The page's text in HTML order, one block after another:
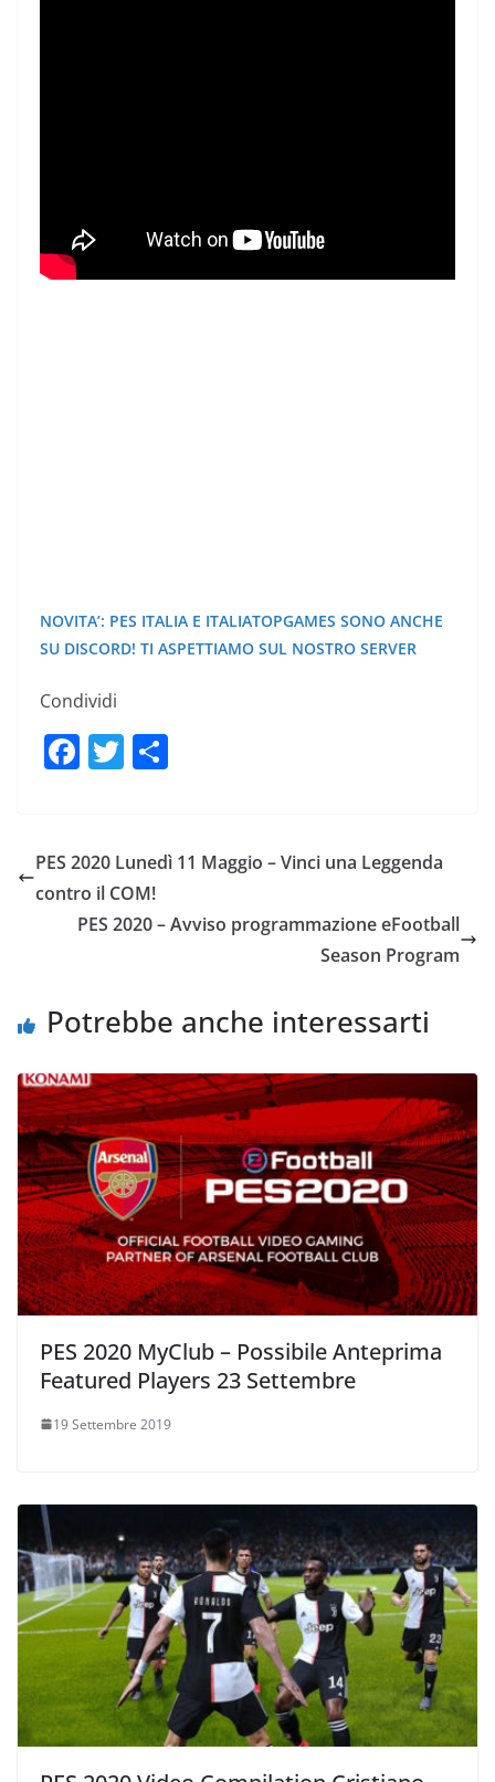
NOVITA’: PES ITALIA E ITALIATOPGAMES SONO ANCHE
SU DISCORD! TI ASPETTIAMO SUL NOSTRO SERVER
Condividi
F
e
b
o
T
er di
di
PES 2020 Lunedì 11 Maggio – Vinci una Leggenda
contro il COM!
PES 2020 – Avviso programmazione eFootball
Season Program
Potrebbe anche interessarti
PES 2020 MyClub – Possibile Anteprima
Featured Players 23 Settembre
19 Settembre 2019